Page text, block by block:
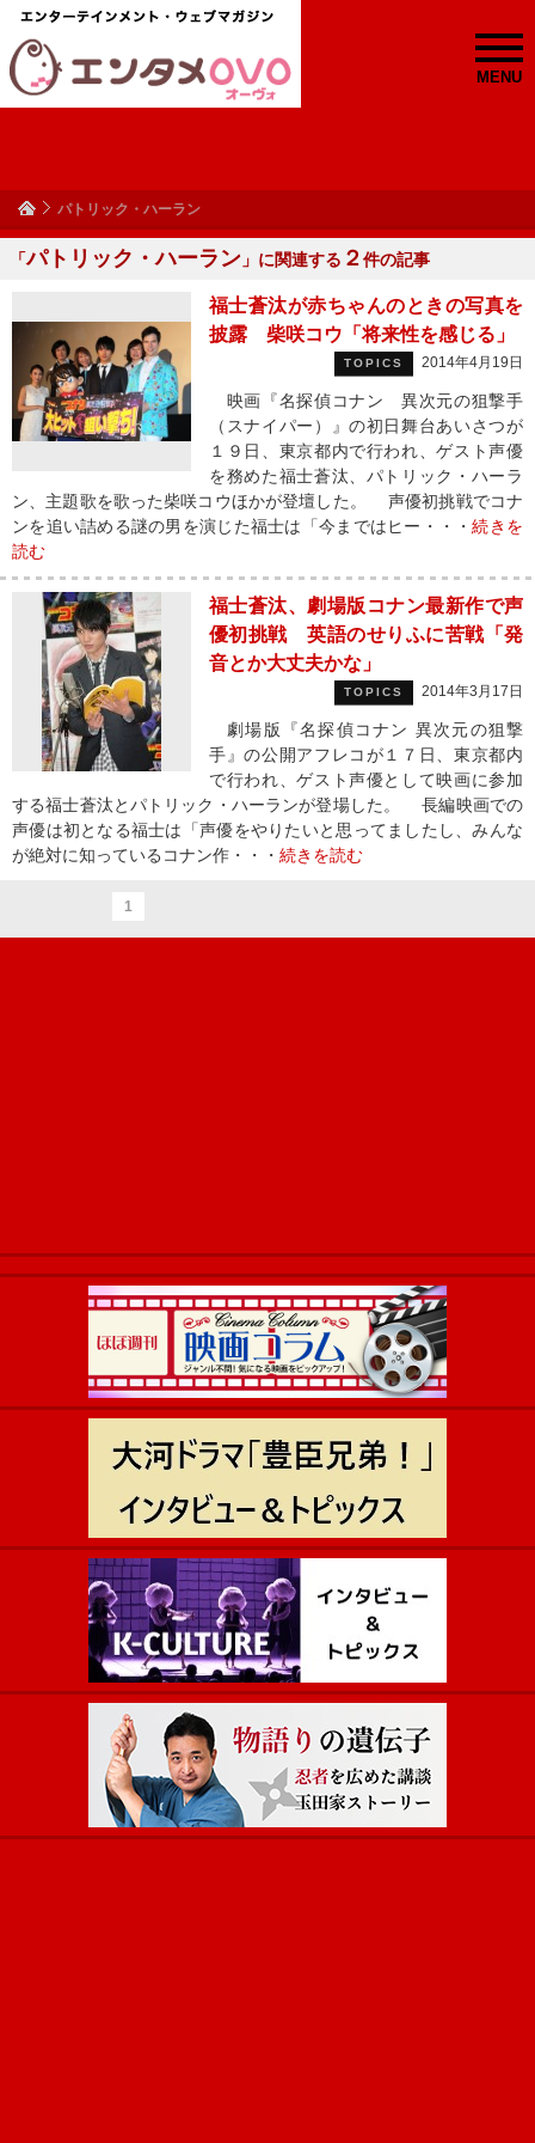
MENU
パトリック・ハーラン
「パトリック・ハーラン 」に関連する ２件の記事
福士蒼汰が赤ちゃんのときの写真を
披露 柴咲コウ「将来性を感じる」
TOPICS 2014年4月19日
映画『名探偵コナン 異次元の狙撃手
（スナイパー）』の初日舞台あいさつが
１９日、東京都内で行われ、ゲスト声優
を務めた福士蒼汰、パトリック・ハーラ
ン、主題歌を歌った柴咲コウほかが登壇した。 声優初挑戦でコナ
ンを追い詰める謎の男を演じた福士は「今まではヒー・・・続きを
読む
福士蒼汰、劇場版コナン最新作で声
優初挑戦 英語のせりふに苦戦「発
音とか大丈夫かな」
TOPICS 2014年3月17日
劇場版『名探偵コナン 異次元の狙撃
手』の公開アフレコが１７日、東京都内
で行われ、ゲスト声優として映画に参加
する福士蒼汰とパトリック・ハーランが登場した。 長編映画での
声優は初となる福士は「声優をやりたいと思ってましたし、みんな
が絶対に知っているコナン作・・・ 続きを読む
1